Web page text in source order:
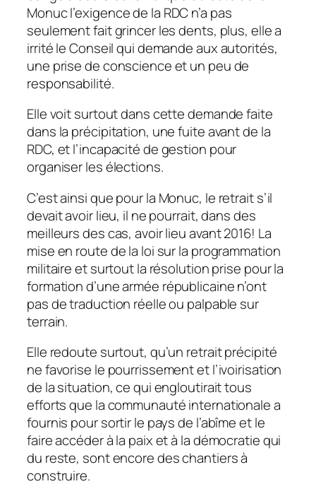
Monuc l’exigence de la RDC n’a pas
seulement fait grincer les dents, plus, elle a
irrité le Conseil qui demande aux autorités,
une prise de conscience et un peu de
responsabilité.
Elle voit surtout dans cette demande faite
dans la précipitation, une fuite avant de la
RDC, et l’incapacité de gestion pour
organiser les élections.
C’est ainsi que pour la Monuc, le retrait s’il
devait avoir lieu, il ne pourrait, dans des
meilleurs des cas, avoir lieu avant 2016! La
mise en route de la loi sur la programmation
militaire et surtout la résolution prise pour la
formation d’une armée républicaine n’ont
pas de traduction réelle ou palpable sur
terrain.
Elle redoute surtout, qu’un retrait précipité
ne favorise le pourrissement et l’ivoirisation
de la situation, ce qui engloutirait tous
efforts que la communauté internationale a
fournis pour sortir le pays de l’abîme et le
faire accéder à la paix et à la démocratie qui
du reste, sont encore des chantiers à
construire.